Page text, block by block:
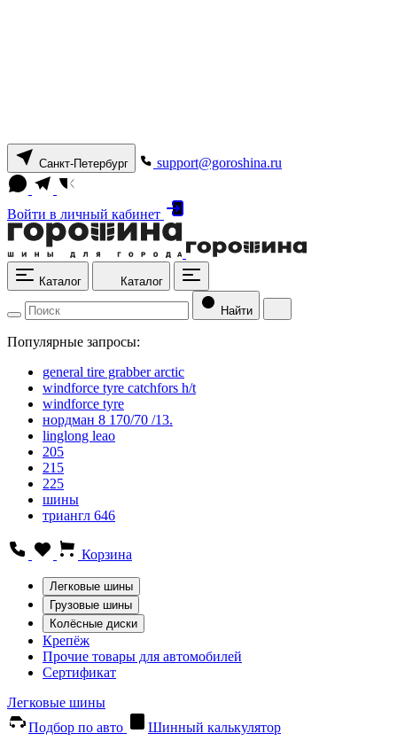
Санкт-Петербург support@goroshina.ru
Войти в личный кабинет
Каталог Каталог
Найти
Популярные запросы:
general tire grabber arctic
windforce tyre catchfors h/t
windforce tyre
нордман 8 170/70 /13.
linglong leao
205
215
225
шины
триангл 646
Корзина
Легковые шины
Грузовые шины
Колёсные диски
Крепёж
Прочие товары для автомобилей
Сертификат
Легковые шины
Подбор по авто
Шинный калькулятор